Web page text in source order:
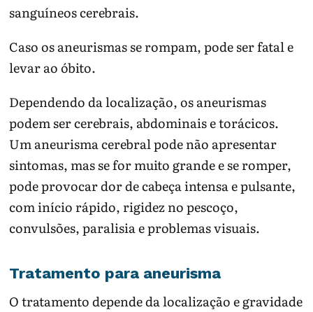
sanguíneos cerebrais.
Caso os aneurismas se rompam, pode ser fatal e
levar ao óbito.
Dependendo da localização, os aneurismas
podem ser cerebrais, abdominais e torácicos.
Um aneurisma cerebral pode não apresentar
sintomas, mas se for muito grande e se romper,
pode provocar dor de cabeça intensa e pulsante,
com início rápido, rigidez no pescoço,
convulsões, paralisia e problemas visuais.
Tratamento para aneurisma
O tratamento depende da localização e gravidade